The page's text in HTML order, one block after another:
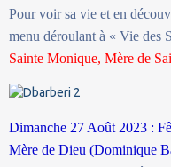
Pour voir sa vie et en
menu déroulant à « Vie des
Sainte Monique, Mère de
Dimanche 27 Août 2023 :
Mère de Dieu (Dominique